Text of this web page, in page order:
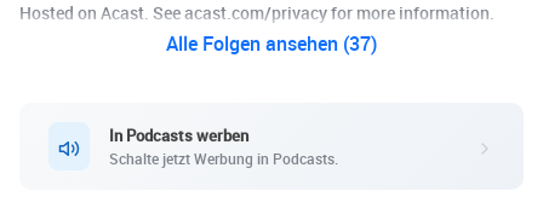
Hosted on Acast. See acast.com/privacy for more information.
Alle Folgen ansehen (37)
In Podcasts werben
Schalte jetzt Werbung in Podcasts.